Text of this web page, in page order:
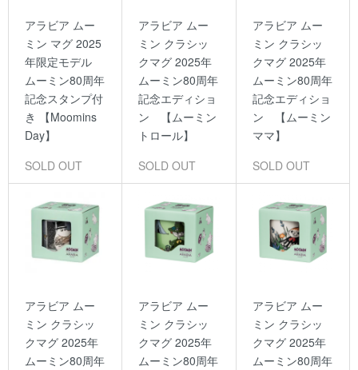
アラビア ムー
ミン マグ 2025
年限定モデル
ムーミン80周年
記念スタンプ付
き 【Moomins
Day】
SOLD OUT
アラビア ムー
ミン クラシッ
クマグ 2025年
ムーミン80周年
記念エディショ
ン 【ムーミン
トロール】
SOLD OUT
アラビア ムー
ミン クラシッ
クマグ 2025年
ムーミン80周年
記念エディショ
ン 【ムーミン
ママ】
SOLD OUT
アラビア ムー
ミン クラシッ
クマグ 2025年
ムーミン80周年
アラビア ムー
ミン クラシッ
クマグ 2025年
ムーミン80周年
アラビア ムー
ミン クラシッ
クマグ 2025年
ムーミン80周年